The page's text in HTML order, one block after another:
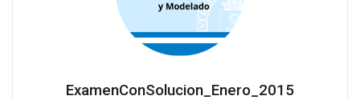
ExamenConSolucion_Enero_2015